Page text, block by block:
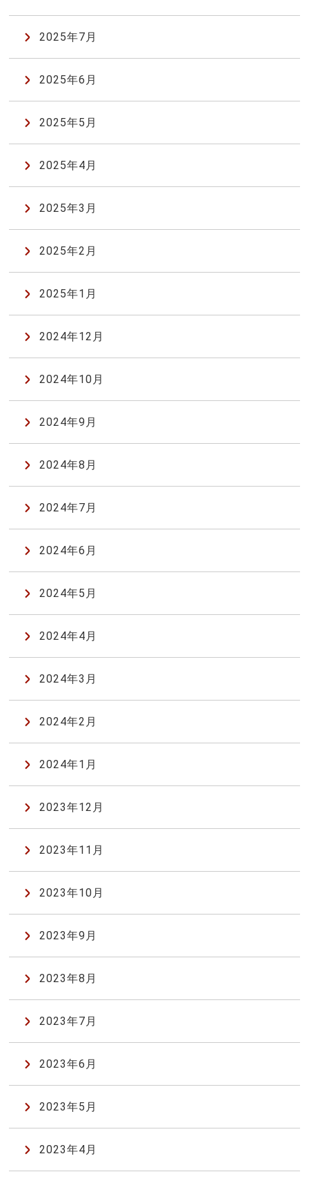
2025年7月
2025年6月
2025年5月
2025年4月
2025年3月
2025年2月
2025年1月
2024年12月
2024年10月
2024年9月
2024年8月
2024年7月
2024年6月
2024年5月
2024年4月
2024年3月
2024年2月
2024年1月
2023年12月
2023年11月
2023年10月
2023年9月
2023年8月
2023年7月
2023年6月
2023年5月
2023年4月